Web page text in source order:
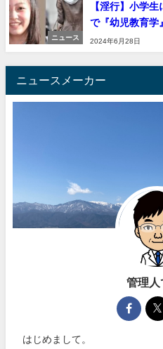
ニュース
【淫行】小学
で『幼児教育学
2024年6月28日
ニュースメーカー
管理人
はじめまして。